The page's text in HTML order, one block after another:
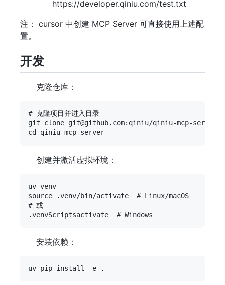
https://developer.qiniu.com/test.txt
注： cursor 中创建 MCP Server 可直接使用上述配
置。
开发
克隆仓库：
# 克隆项目并进入目录
git clone git@github.com:qiniu/qiniu-mcp-
创建并激活虚拟环境：
uv venv
source .venv/bin/activate  # Linux/macOS
# 或
安装依赖：